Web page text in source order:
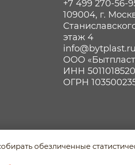
+7 499 270-56-
109004, г.
этаж 4
info@bytplast.ru
ООО
ИНН 5011018520
ОГРН
обезличенные